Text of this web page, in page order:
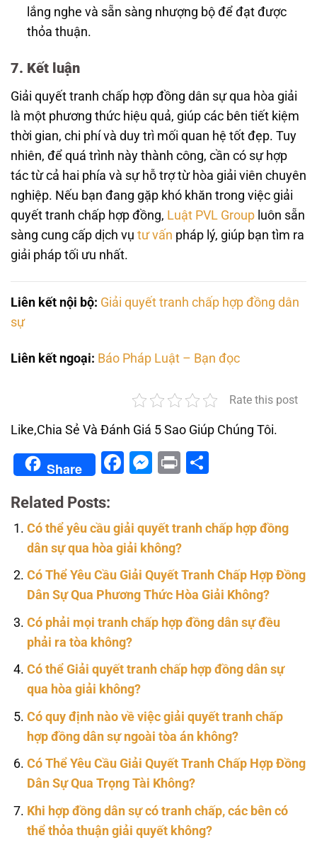
lắng nghe và sẵn sàng nhượng bộ để đạt được
thỏa thuận.
7. Kết luận
Giải quyết tranh chấp hợp đồng dân sự qua hòa giải
là một phương thức hiệu quả, giúp các bên tiết kiệm
thời gian, chi phí và duy trì mối quan hệ tốt đẹp. Tuy
nhiên, để quá trình này thành công, cần có sự hợp
tác từ cả hai phía và sự hỗ trợ từ hòa giải viên chuyên
nghiệp. Nếu bạn đang gặp khó khăn trong việc giải
quyết tranh chấp hợp đồng, Luật PVL Group luôn sẵn
sàng cung cấp dịch vụ tư vấn pháp lý, giúp bạn tìm ra
giải pháp tối ưu nhất.
Liên kết nội bộ: Giải quyết tranh chấp hợp đồng dân
sự
Liên kết ngoại: Báo Pháp Luật – Bạn đọc
Rate this post
Like,Chia Sẻ Và Đánh Giá 5 Sao Giúp Chúng Tôi.
Share Facebook
Messenger
Print
Related Posts:
Có thể yêu cầu giải quyết tranh chấp hợp đồng
dân sự qua hòa giải không?
Có Thể Yêu Cầu Giải Quyết Tranh Chấp Hợp Đồng
Dân Sự Qua Phương Thức Hòa Giải Không?
Có phải mọi tranh chấp hợp đồng dân sự đều
phải ra tòa không?
Có thể Giải quyết tranh chấp hợp đồng dân sự
qua hòa giải không?
Có quy định nào về việc giải quyết tranh chấp
hợp đồng dân sự ngoài tòa án không?
Có Thể Yêu Cầu Giải Quyết Tranh Chấp Hợp Đồng
Dân Sự Qua Trọng Tài Không?
Khi hợp đồng dân sự có tranh chấp, các bên có
thể thỏa thuận giải quyết không?